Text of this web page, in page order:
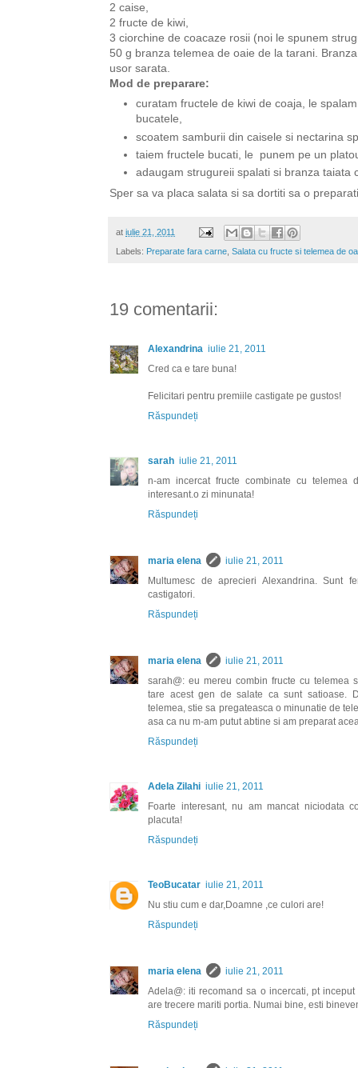
2 caise,
2 fructe de kiwi,
3 ciorchine de coacaze rosii (noi le spunem
50 g branza telemea de oaie de la tarani.
usor sarata.
Mod de preparare:
curatam fructele de kiwi de coaja, le
bucatele,
scoatem samburii din caisele si nectarina
taiem fructele bucati, le punem pe un
adaugam strugureii spalati si branza taiata
Sper sa va placa salata si sa dortiti sa o
at iulie 21, 2011
Labels: Preparate fara carne Salata cu fructe si telemea de
19 comentarii:
Alexandrina iulie 21, 2011
Cred ca e tare buna!
Felicitari pentru premiile castigate pe gustos!
Răspundeți
sarah iulie 21, 2011
n-am incercat fructe combinate cu telemea
interesant.o zi minunata!
Răspundeți
maria elena
iulie 21, 2011
Multumesc de aprecieri Alexandrina. Sunt
castigatori.
Răspundeți
maria elena
iulie 21, 2011
sarah@: eu mereu combin fructe cu telemea
tare acest gen de salate ca sunt satioase.
telemea, stie sa pregateasca o minunatie de
asa ca nu m-am putut abtine si am preparat
Răspundeți
Adela Zilahi iulie 21, 2011
Foarte interesant, nu am mancat niciodata
placuta!
Răspundeți
TeoBucatar iulie 21, 2011
Nu stiu cum e dar,Doamne ,ce culori are!
Răspundeți
maria elena
iulie 21, 2011
Adela@: iti recomand sa o incercati, pt
are trecere mariti portia. Numai bine, esti
Răspundeți